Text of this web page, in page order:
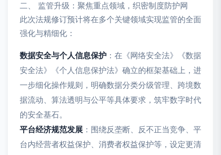
二、 监管升级：聚焦重点领域，织密制度防护网
此次法规修订预计将在多个关键领域实现监管的全面
强化与精细化：
数据安全与个人信息保护 ：在《网络安全法》《数据
安全法》《个人信息保护法》确立的框架基础上，进
一步细化操作规则，明确数据分类分级管理、跨境数
据流动、算法透明与公平等具体要求，筑牢数字时代
的安全基石。
平台经济规范发展 ：围绕反垄断、反不正当竞争、平
台内经营者权益保护、消费者权益保护等，设定更清